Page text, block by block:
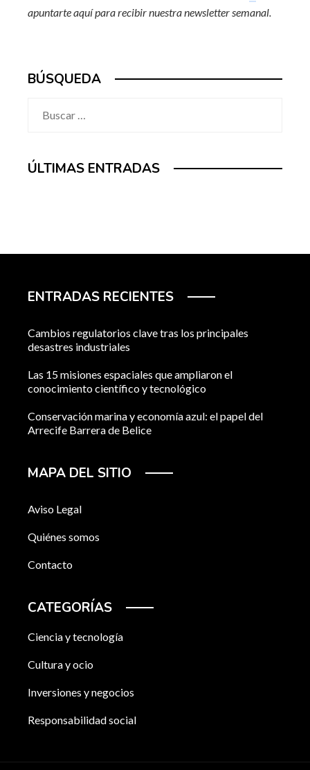
apuntarte aquí para recibir nuestranewsletter semanal
BÚSQUEDA
ÚLTIMAS ENTRADAS
ENTRADAS RECIENTES
Cambios regulatorios clave tras los principales
desastres industriales
Las 15 misiones espaciales que ampliaron el
conocimiento científico y tecnológico
Conservación marina y economía azul: el papel del
Arrecife Barrera de Belice
MAPA DEL SITIO
Aviso Legal
Quiénes somos
Contacto
CATEGORÍAS
Ciencia y tecnología
Cultura y ocio
Inversiones y negocios
Responsabilidad social